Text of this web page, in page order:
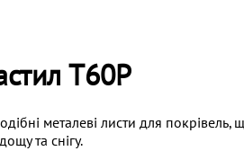
Т60P
металеві листи для покрівель,
та снігу.